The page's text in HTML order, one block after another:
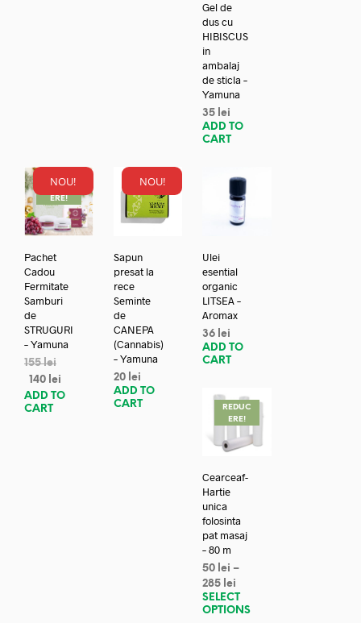
Gel de
dus cu
HIBISCUS
in
ambalaj
de sticla –
Yamuna
35 lei
ADD TO
CART
NOU!
REDUC
ERE!
Pachet
Cadou
Fermitate
Samburi
de
STRUGURI
– Yamuna
155lei
140 lei
ADD TO
CART
NOU!
Sapun
presat la
rece
Seminte
de
CANEPA
(Cannabis)
– Yamuna
20 lei
ADD TO
CART
Ulei
esential
organic
LITSEA –
Aromax
36 lei
ADD TO
CART
REDUC
ERE!
Cearceaf-
Hartie
unica
folosinta
pat masaj
– 80 m
50 lei –
285 lei
SELECT
OPTIONS